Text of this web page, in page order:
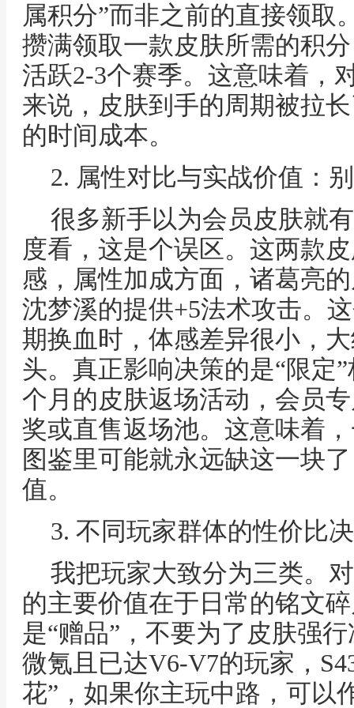
属积分”而非之前的直接领取
攒满领取一款皮肤所需的积
活跃2-3个赛季。这意味着，
来说，皮肤到手的周期被拉
的时间成本。
2. 属性对比与实战价值：
很多新手以为会员皮肤就
度看，这是个误区。这两款
感，属性加成方面，诸葛亮
沈梦溪的提供+5法术攻击。
期换血时，体感差异很小，
头。真正影响决策的是“限定
个月的皮肤返场活动，会员
奖或直售返场池。这意味着
图鉴里可能就永远缺这一块
值。
3. 不同玩家群体的性价比
我把玩家大致分为三类。
的主要价值在于日常的铭文
是“赠品”，不要为了皮肤强
微氪且已达V6-V7的玩家，
花”，如果你主玩中路，可以